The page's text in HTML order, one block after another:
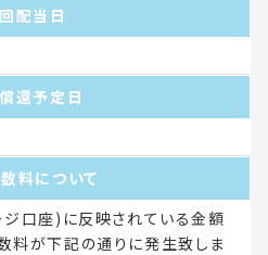
配当日
還予定日
料について
口座)に反映されている金額
料が下記の通りに発生致しま